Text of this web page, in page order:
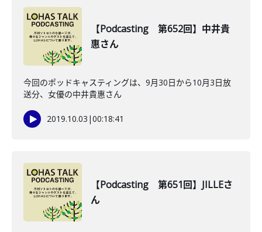
【Podcasting 第652回】中井貴
惠さん
今回のポッドキャスティングは、9月30日から10月3日放
送分、女優の中井貴惠さん
2019.10.03 |00:18:41
【Podcasting 第651回】JILLEさ
ん